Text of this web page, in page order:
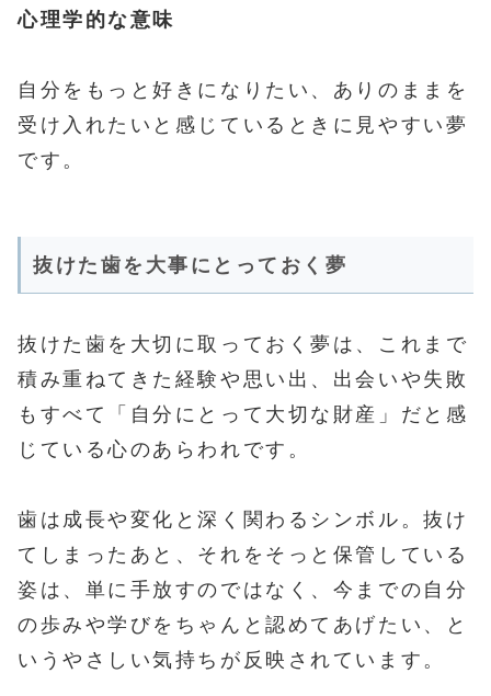
心理学的な意味
自分をもっと好きになりたい、ありのままを
受け入れたいと感じているときに見やすい夢
です。
抜けた歯を大事にとっておく夢
抜けた歯を大切に取っておく夢は、これまで
積み重ねてきた経験や思い出、出会いや失敗
もすべて「自分にとって大切な財産」だと感
じている心のあらわれです。
歯は成長や変化と深く関わるシンボル。抜け
てしまったあと、それをそっと保管している
姿は、単に手放すのではなく、今までの自分
の歩みや学びをちゃんと認めてあげたい、と
いうやさしい気持ちが反映されています。